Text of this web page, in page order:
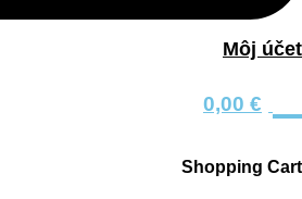
Môj účet
0,00 €
Shopping Cart